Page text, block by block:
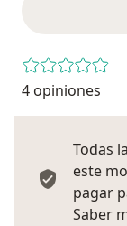
4 opiniones
Todas
este
pagar
Saber